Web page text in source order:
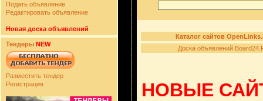
Подать объявление
Редактировать объявление
Новая доска объявлений
Тендеры NEW
Разместить тендер
Регистрация
Каталог сайтов
Доска объявлений
НОВЫЕ